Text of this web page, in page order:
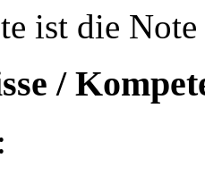
ist die Note
/